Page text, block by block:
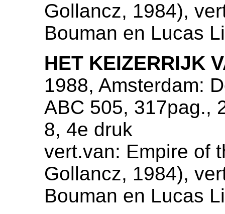
Gollancz, 1984),
Bouman en Lucas
HET KEIZERRIJK
1988, Amsterdam:
ABC 505, 317pag.,
8, 4e druk
vert.van: Empire of
Gollancz, 1984),
Bouman en Lucas